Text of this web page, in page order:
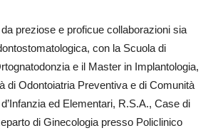
preziose e proficue collaborazioni sia
con la Scuola di
e il Master in Implantologia,
di Odontoiatria Preventiva e di Comunità
ed Elementari, R.S.A., Case di
di Ginecologia presso Policlinico